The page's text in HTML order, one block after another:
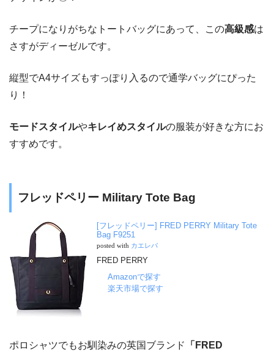
チープになりがちなトートバッグにあって、この高級感は
さすがディーゼルです。
縦型でA4サイズもすっぽり入るので通学バッグにぴった
り！
モードスタイルやキレイめスタイルの服装が好きな方にお
すすめです。
フレッドペリー Military Tote Bag
[フレッドペリー] FRED PERRY Military Tote
Bag F9251
posted with カエレバ
FRED PERRY
Amazonで探す
楽天市場で探す
ポロシャツでもお馴染みの英国ブランド
「FRED